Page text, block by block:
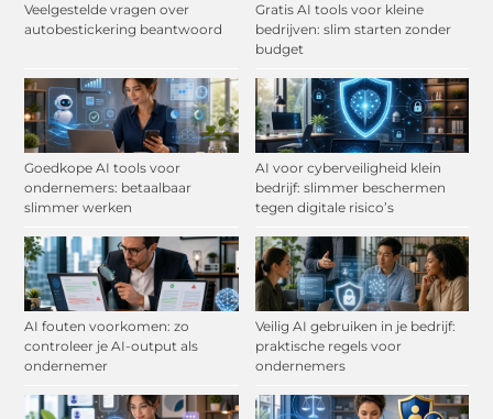
Veelgestelde vragen over
autobestickering beantwoord
Gratis AI tools voor kleine
bedrijven: slim starten zonder
budget
Goedkope AI tools voor
ondernemers: betaalbaar
slimmer werken
AI voor cyberveiligheid klein
bedrijf: slimmer beschermen
tegen digitale risico’s
AI fouten voorkomen: zo
controleer je AI-output als
ondernemer
Veilig AI gebruiken in je bedrijf:
praktische regels voor
ondernemers